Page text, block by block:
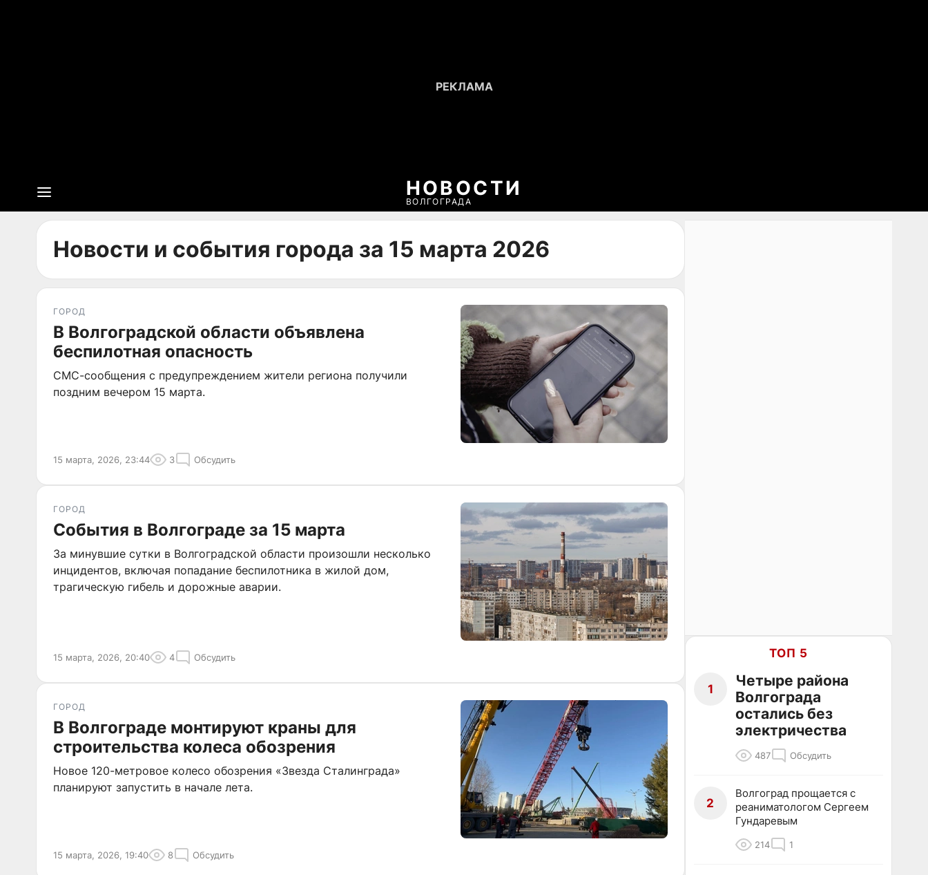
НОВОСТИ
ВОЛГОГРАДА
Новости и события города за 15 марта 2026
ГОРОД
В Волгоградской области объявлена
беспилотная опасность
СМС-сообщения с предупреждением жители региона получили
поздним вечером 15 марта.
15 марта, 2026, 23:44 3 Обсудить
ГОРОД
События в Волгограде за 15 марта
За минувшие сутки в Волгоградской области произошли несколько
инцидентов, включая попадание беспилотника в жилой дом,
трагическую гибель и дорожные аварии.
15 марта, 2026, 20:40 4 Обсудить
ГОРОД
В Волгограде монтируют краны для
строительства колеса обозрения
Новое 120-метровое колесо обозрения «Звезда Сталинграда»
планируют запустить в начале лета.
15 марта, 2026, 19:40 8 Обсудить
ТОП 5
1
Четыре района
Волгограда
остались без
электричества
487 Обсудить
2
Волгоград прощается с
реаниматологом Сергеем
Гундаревым
214 1